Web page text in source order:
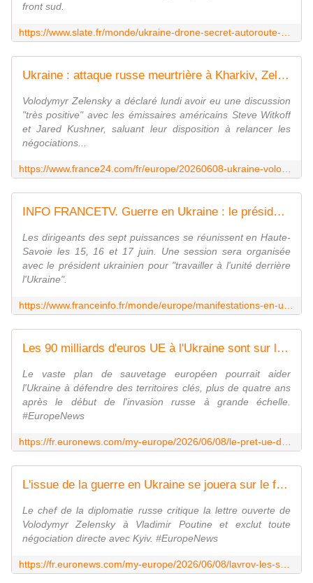
front sud.
Ukraine : attaque russe meurtrière à Kharkiv, Zelensky s'entretient avec les émissaires américains
Volodymyr Zelensky a déclaré lundi avoir eu une discussion
"très positive" avec les émissaires américains Steve Witkoff
et Jared Kushner, saluant leur disposition à relancer les
négociations...
INFO FRANCETV. Guerre en Ukraine : le président ukrainien, Volodymyr Zelensky, officiellement invité au G7 à Evian-les-Bains
Les dirigeants des sept puissances se réunissent en Haute-
Savoie les 15, 16 et 17 juin. Une session sera organisée
avec le président ukrainien pour "travailler à l'unité derrière
l'Ukraine".
Les 90 milliards d'euros UE à l'Ukraine sont sur le point d'être débloqués
Le vaste plan de sauvetage européen pourrait aider
l'Ukraine à défendre des territoires clés, plus de quatre ans
après le début de l'invasion russe à grande échelle.
#EuropeNews
L'issue de la guerre en Ukraine se jouera sur le front, affirme Sergueï Lavrov
Le chef de la diplomatie russe critique la lettre ouverte de
Volodymyr Zelensky à Vladimir Poutine et exclut toute
négociation directe avec Kyiv. #EuropeNews